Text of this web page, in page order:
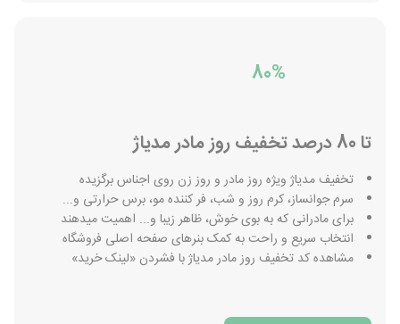
80%
تا 80 درصد تخفیف روز مادر مدیاژ
تخفیف مدیاژ ویژه روز مادر و روز زن روی اجناس برگزیده
سرم جوانساز، کرم روز و شب، فر کننده مو، برس حرارتی و...
برای مادرانی که به بوی خوش، ظاهر زیبا و... اهمیت میدهند
انتخاب سریع و راحت به کمک بنرهای صفحه اصلی فروشگاه
مشاهده کد تخفیف روز مادر مدیاژ با فشردن «لینک خرید»